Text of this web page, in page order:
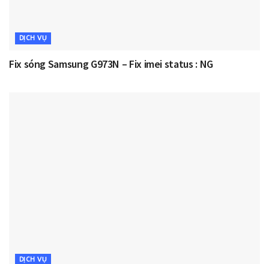
DỊCH VỤ
Fix sóng Samsung G973N – Fix imei status : NG
DỊCH VỤ